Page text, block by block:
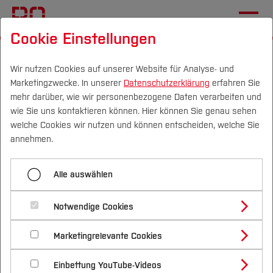
Campus Personen DE|EN Quicklinks
Studium
Studienangebote
Bachelorstudiengänge
Masterstudiengänge
Vor dem Studium
Bewerben & Einschreiben
Bewerbungsportal
Im Studium
Studienbüros und Prüfungen
Nach dem Studium
Forschung & Transfer
Profil
Forschungs- und Transferprofil
Schwerpunkte (FuT)
Beratung & Förderung
Nachhaltigkeit
Nachhaltigkeit studieren
International
Kolb, Ch.
Menü aufklappen
Böcker, J.
Claus, B.
Dollereder, P., Dr.
Fasel, W.
Christian Kolb
Start-up: Existenzgründung &
Unternehmertum
Cookie Einstellungen
Wir nutzen Cookies auf unserer Website für Analyse- und
Marketingzwecke. In unserer Datenschutzerklärung erfahren Sie
mehr darüber, wie wir personenbezogene Daten verarbeiten und
wie Sie uns kontaktieren können. Hier können Sie genau sehen
welche Cookies wir nutzen und können entscheiden, welche Sie
annehmen.
Alle auswählen
Notwendige Cookies
Marketingrelevante Cookies
Einbettung YouTube-Videos